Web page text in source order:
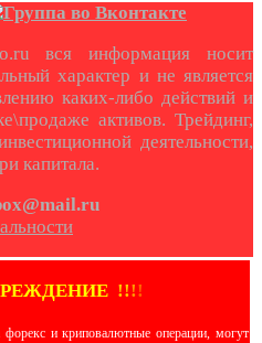
вся информация носит
характер и не является
каких-либо действий и
активов. Трейдинг,
деятельности,
капитала.
!!!!
и криповалютные операции, могут